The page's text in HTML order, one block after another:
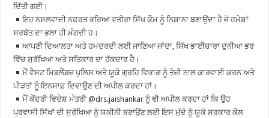
ਦਿੱਤੀ ਗਈ।
ਇਹ ਨਸਲਵਾਦੀ ਨਫ਼ਰਤ ਭਰਿਆ ਵਤੀਰਾ ਸਿੱਖ ਕੌਮ ਨੂੰ ਨਿਸ਼ਾਨਾ ਬਣਾਉਂਦਾ ਹੈ ਜੋ ਹਮੇਸ਼ਾਂ
ਸਰਬੱਤ ਦਾ ਭਲਾ ਹੀ ਮੰਗਦੀ ਹ।
ਆਪਣੀ ਦਿਆਲਤਾ ਅਤੇ ਹਮਦਰਦੀ ਲਈ ਜਾਣਿਆ ਜਾਂਦਾ, ਸਿੱਖ ਭਾਈਚਾਰਾ ਦੁਨੀਆ ਭਰ
ਵਿੱਚ ਸੁਰੱਖਿਆ ਅਤੇ ਸਤਿਕਾਰ ਦਾ ਹੱਕਦਾਰ ਹੈ।
ਮੈਂ ਵੈਸਟ ਮਿਡਲੈਂਡਜ਼ ਪੁਲਿਸ ਅਤੇ ਯੂਕੇ ਗ੍ਰਹਿ ਵਿਭਾਗ ਨੂੰ ਤੇਜ਼ੀ ਨਾਲ ਕਾਰਵਾਈ ਕਰਨ ਅਤੇ
ਪੀੜਤਾਂ ਨੂੰ ਇਨਸਾਫ਼ ਦਿਵਾਉਣ ਦੀ ਅਪੀਲ ਕਰਦਾ ਹਾਂ।
ਮੈਂ ਕੇਂਦਰੀ ਵਿਦੇਸ਼ ਮੰਤਰੀ @drs.jaishankar ਨੂੰ ਵੀ ਅਪੀਲ ਕਰਦਾ ਹਾਂ ਕਿ ਉਹ
ਪ੍ਰਵਾਸੀ ਸਿੱਖਾਂ ਦੀ ਸੁਰੱਖਿਆ ਨੂੰ ਯਕੀਨੀ ਬਣਾਉਣ ਲਈ ਇਸ ਮੁੱਦੇ ਨੂੰ ਯੂਕੇ ਸਰਕਾਰ ਕੋਲ